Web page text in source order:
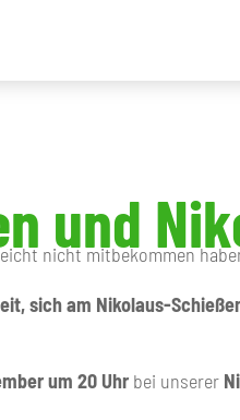
und
nicht mitbekommen
sich am Nikolaus-
um 20 Uhr bei unserer